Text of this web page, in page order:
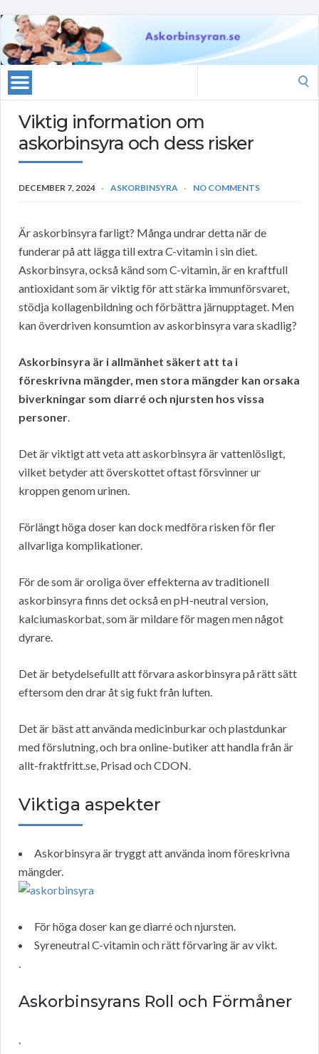
Viktig information om
askorbinsyra och dess risker
DECEMBER 7, 2024 ASKORBINSYRA NO COMMENTS
Är askorbinsyra farligt? Många undrar detta när de
funderar på att lägga till extra C-vitamin i sin diet.
Askorbinsyra, också känd som C-vitamin, är en kraftfull
antioxidant som är viktig för att stärka immunförsvaret,
stödja kollagenbildning och förbättra järnupptaget. Men
kan överdriven konsumtion av askorbinsyra vara skadlig?
Askorbinsyra är i allmänhet säkert att ta i
föreskrivna mängder, men stora mängder kan orsaka
biverkningar som diarré och njursten hos vissa
personer.
Det är viktigt att veta att askorbinsyra är vattenlösligt,
vilket betyder att överskottet oftast försvinner ur
kroppen genom urinen.
Förlängt höga doser kan dock medföra risken för fler
allvarliga komplikationer.
För de som är oroliga över effekterna av traditionell
askorbinsyra finns det också en pH-neutral version,
kalciumaskorbat, som är mildare för magen men något
dyrare.
Det är betydelsefullt att förvara askorbinsyra på rätt sätt
eftersom den drar åt sig fukt från luften.
Det är bäst att använda medicinburkar och plastdunkar
med förslutning, och bra online-butiker att handla från är
allt-fraktfritt.se, Prisad och CDON.
Viktiga aspekter
Askorbinsyra är tryggt att använda inom föreskrivna
mängder.
För höga doser kan ge diarré och njursten.
Syreneutral C-vitamin och rätt förvaring är av vikt.
.
Askorbinsyrans Roll och Förmåner
.